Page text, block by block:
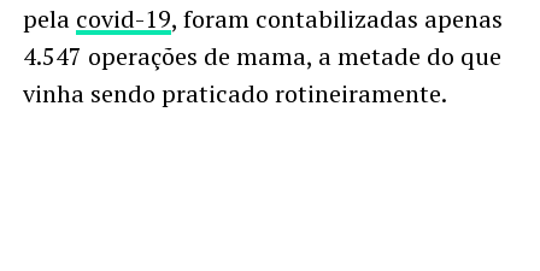
pela covid-19, foram contabilizadas apenas
4.547 operações de mama, a metade do que
vinha sendo praticado rotineiramente.